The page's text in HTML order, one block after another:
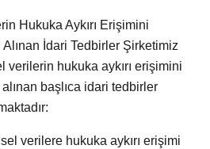
Hukuka Aykırı Erişimini
İdari Tedbirler Şirketimiz
verilerin hukuka aykırı erişimini
başlıca idari tedbirler
verilere hukuka aykırı erişimi